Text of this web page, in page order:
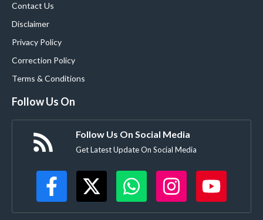
Contact Us
Disclaimer
Privacy Policy
Correction Policy
Terms & Conditions
Follow Us On
Follow Us On Social Media
Get Latest Update On Social Media